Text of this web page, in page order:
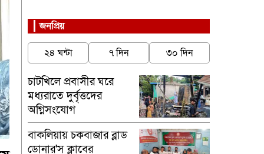
জনপ্রিয়
২৪ ঘন্টা ৭ দিন ৩০ দিন
চাটখিলে প্রবাসীর ঘরে
মধ্যরাতে দুর্বৃত্তদের
অগ্নিসংযোগ
বাকলিয়ায় চকবাজার ব্লাড
ডোনার'স ক্লাবের